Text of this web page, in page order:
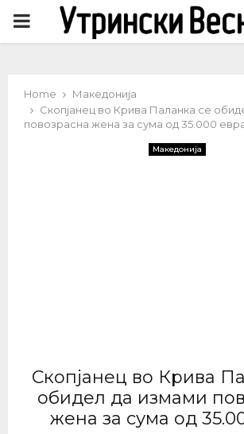
PRIMARY
Home
Македонија
Скопјанец во Крива Паланка се
повозрасна жена за сума од 35.000
Македонија
Скопјанец во Крива
обидел да измами
жена за сума од